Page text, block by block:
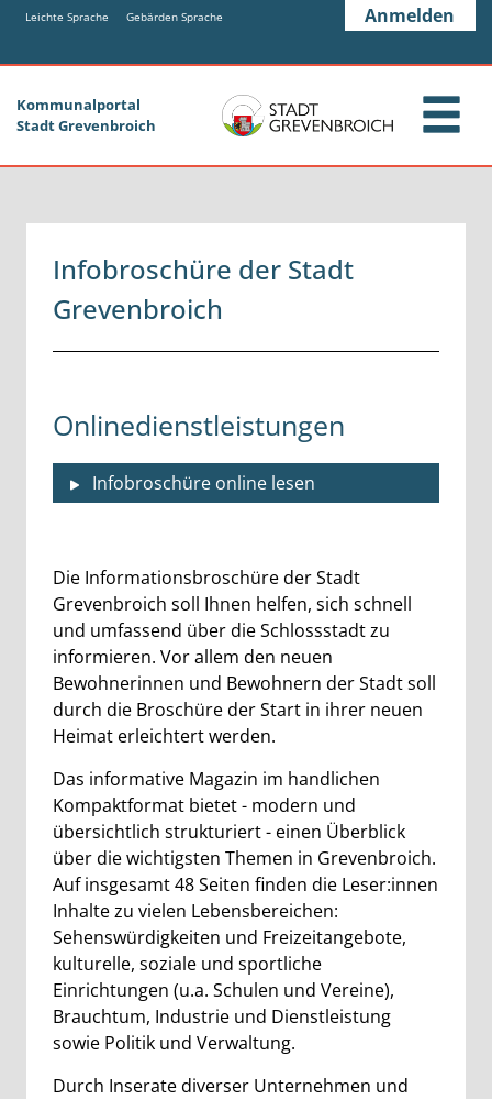
Zum Hauptinhalt springen
Zum Header
Zum Hauptinhalt
Zum Footer
Leichte Sprache Gebärden Sprache Anmelden
Kommunalportal
Stadt Grevenbroich
Infobroschüre der Stadt
Grevenbroich
Onlinedienstleistungen
Infobroschüre online lesen
Beschreibung
Die Informationsbroschüre der Stadt
Grevenbroich soll Ihnen helfen, sich schnell
und umfassend über die Schlossstadt zu
informieren. Vor allem den neuen
Bewohnerinnen und Bewohnern der Stadt soll
durch die Broschüre der Start in ihrer neuen
Heimat erleichtert werden.
Das informative Magazin im handlichen
Kompaktformat bietet - modern und
übersichtlich strukturiert - einen Überblick
über die wichtigsten Themen in Grevenbroich.
Auf insgesamt 48 Seiten finden die Leser:innen
Inhalte zu vielen Lebensbereichen:
Sehenswürdigkeiten und Freizeitangebote,
kulturelle, soziale und sportliche
Einrichtungen (u.a. Schulen und Vereine),
Brauchtum, Industrie und Dienstleistung
sowie Politik und Verwaltung.
Durch Inserate diverser Unternehmen und